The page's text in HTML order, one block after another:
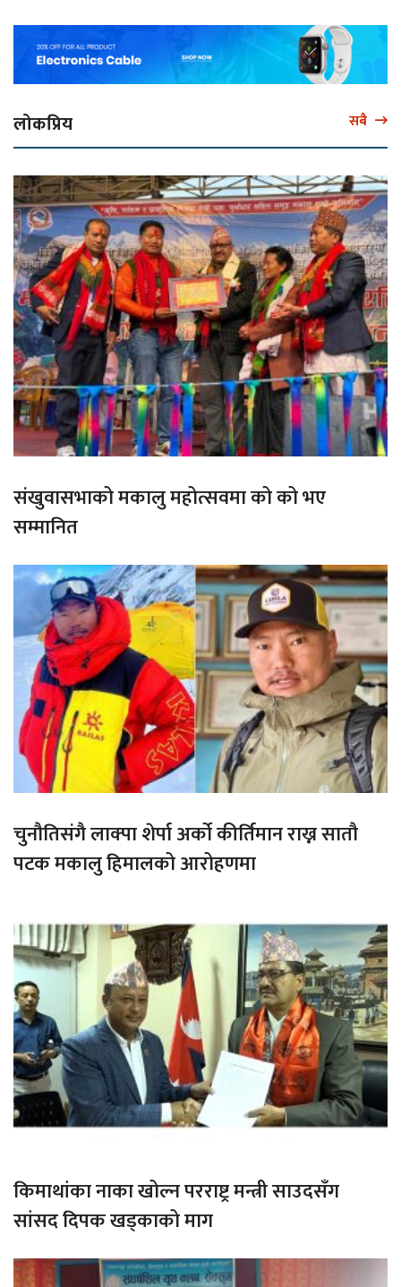
लोकप्रिय सबै
संखुवासभाको मकालु महोत्सवमा को को भए
सम्मानित
चुनौतिसंगै लाक्पा शेर्पा अर्को कीर्तिमान राख्न सातौ
पटक मकालु हिमालको आरोहणमा
किमाथांका नाका खोल्न परराष्ट्र मन्त्री साउदसँग
सांसद दिपक खड्काको माग